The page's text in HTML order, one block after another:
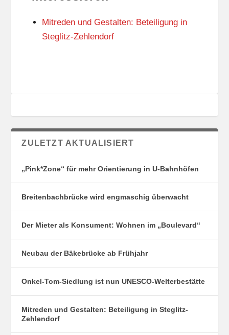
N
S
O
N
Mitreden und Gestalten: Beteiligung in
Steglitz-Zehlendorf
ZULETZT AKTUALISIERT
„Pink*Zone“ für mehr Orientierung in U-Bahnhöfen
Breitenbachbrücke wird engmaschig überwacht
Der Mieter als Konsument: Wohnen im „Boulevard“
Neubau der Bäkebrücke ab Frühjahr
Onkel-Tom-Siedlung ist nun UNESCO-Welterbestätte
Mitreden und Gestalten: Beteiligung in Steglitz-
Zehlendorf